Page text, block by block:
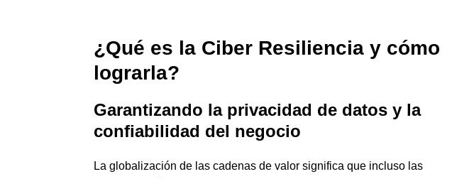
¿Qué es la Ciber Resiliencia y cómo
lograrla?
Garantizando la privacidad de datos y la
confiabilidad del negocio
La globalización de las cadenas de valor significa que incluso las